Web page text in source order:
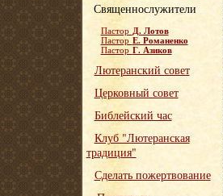
Священнослужители
Пастор Д. Лотов
Пастор Е. Романенко
Пастор Г. Азиков
Лютеранский совет
Церковный совет
Библейский час
Клуб "Лютеранская
традиция"
Сделать пожертвование